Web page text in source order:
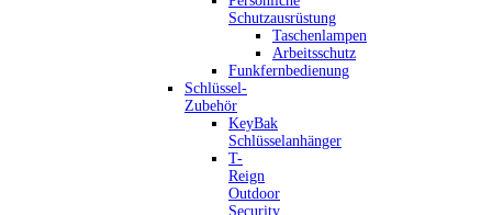
Schutzausrüstung
Taschenlampen
Arbeitsschutz
Funkfernbedienung
Schlüssel-
Zubehör
KeyBak
Schlüsselanhänger
T-
Reign
Outdoor
Security